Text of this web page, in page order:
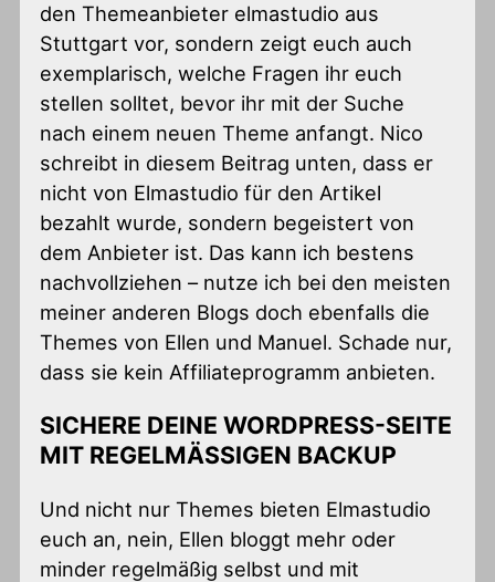
den Themeanbieter elmastudio aus
Stuttgart vor, sondern zeigt euch auch
exemplarisch, welche Fragen ihr euch
stellen solltet, bevor ihr mit der Suche
nach einem neuen Theme anfangt. Nico
schreibt in diesem Beitrag unten, dass er
nicht von Elmastudio für den Artikel
bezahlt wurde, sondern begeistert von
dem Anbieter ist. Das kann ich bestens
nachvollziehen – nutze ich bei den meisten
meiner anderen Blogs doch ebenfalls die
Themes von Ellen und Manuel. Schade nur,
dass sie kein Affiliateprogramm anbieten.
SICHERE DEINE WORDPRESS-SEITE
MIT REGELMÄSSIGEN BACKUP
Und nicht nur Themes bieten Elmastudio
euch an, nein, Ellen bloggt mehr oder
minder regelmäßig selbst und mit